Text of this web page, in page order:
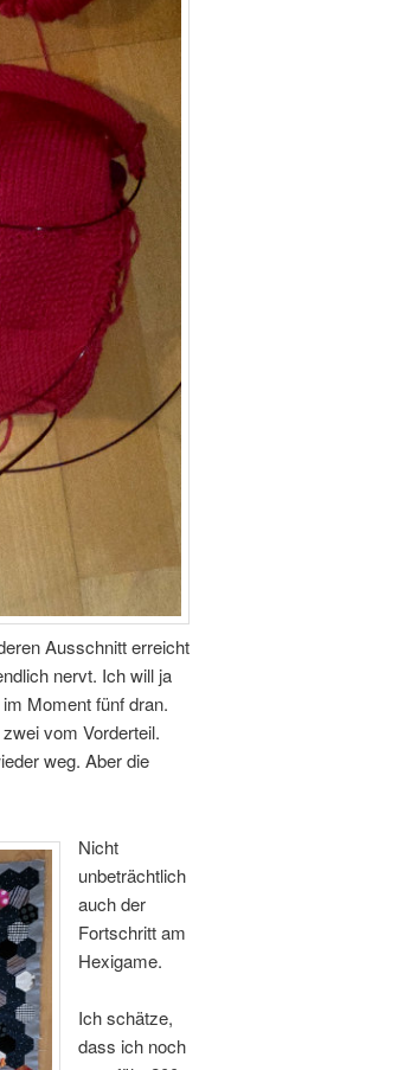
Ausschnitt erreicht
nervt. Ich will ja
Moment fünf dran.
vom Vorderteil.
weg. Aber die
Nicht
unbeträchtlich
auch der
Fortschritt am
Hexigame.
Ich schätze,
dass ich noch